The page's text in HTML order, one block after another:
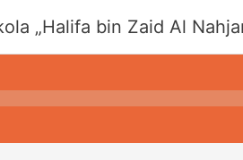
„Halifa bin Zaid Al